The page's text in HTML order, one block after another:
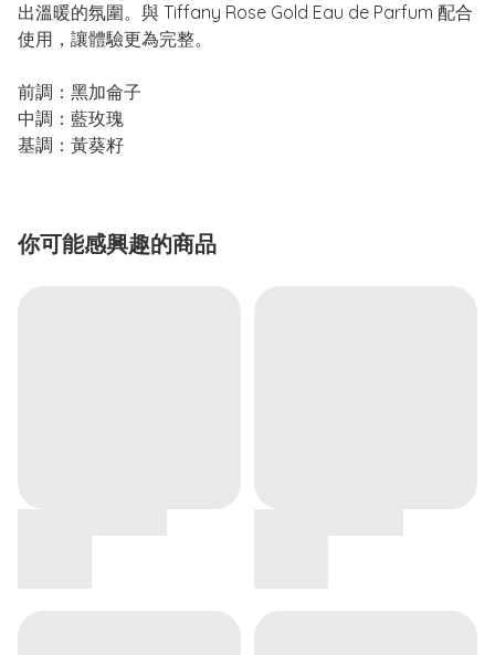
出溫暖的氛圍。與 Tiffany Rose Gold Eau de Parfum 配合
使用，讓體驗更為完整。
前調：黑加侖子
中調：藍玫瑰
基調：黃葵籽
你可能感興趣的商品